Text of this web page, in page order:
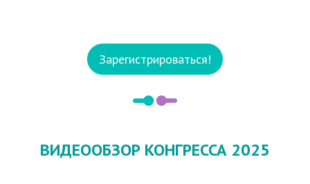
Зарегистрироваться!
ВИДЕООБЗОР КОНГРЕССА 2025